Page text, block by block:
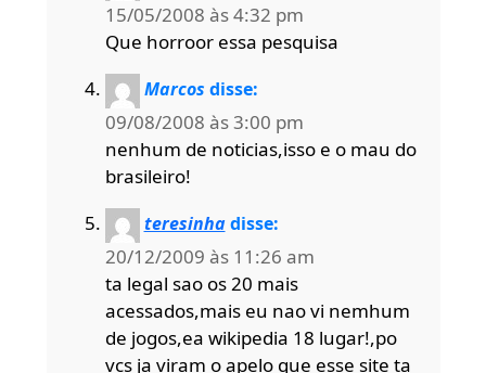
15/05/2008 às 4:32 pm
Que horroor essa pesquisa
Marcos disse:
09/08/2008 às 3:00 pm
nenhum de noticias,isso e o mau do
brasileiro!
teresinha disse:
20/12/2009 às 11:26 am
ta legal sao os 20 mais
acessados,mais eu nao vi nemhum
de jogos,ea wikipedia 18 lugar!,po
vcs ja viram o apelo que esse site ta